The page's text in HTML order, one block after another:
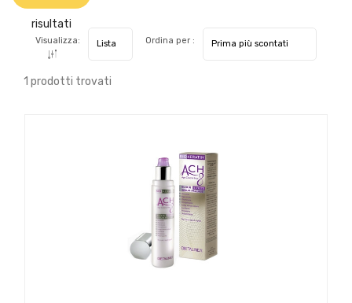
risultati
1 prodotti trovati
Visualizza: Ordina per :